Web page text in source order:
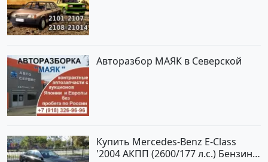
Авторазбор МАЯК в Северской
Купить Mercedes-Benz E-Class
'2004 АКПП (2600/177 л.с.) Бензин